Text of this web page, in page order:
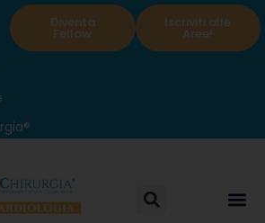
Diventa
Fellow
Iscriviti alle
Aree!